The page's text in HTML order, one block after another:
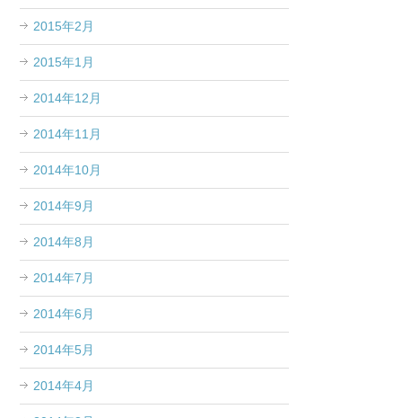
2015年2月
2015年1月
2014年12月
2014年11月
2014年10月
2014年9月
2014年8月
2014年7月
2014年6月
2014年5月
2014年4月